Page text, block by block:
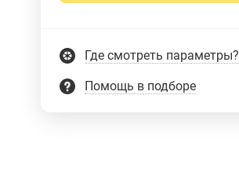
Где смотреть параметры?
Помощь в подборе